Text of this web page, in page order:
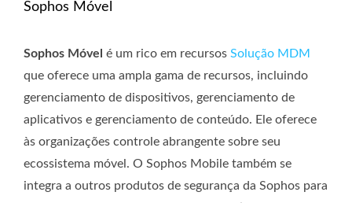
Sophos Móvel
Sophos Móvel é um rico em recursos Solução MDM
que oferece uma ampla gama de recursos, incluindo
gerenciamento de dispositivos, gerenciamento de
aplicativos e gerenciamento de conteúdo. Ele oferece
às organizações controle abrangente sobre seu
ecossistema móvel. O Sophos Mobile também se
integra a outros produtos de segurança da Sophos para